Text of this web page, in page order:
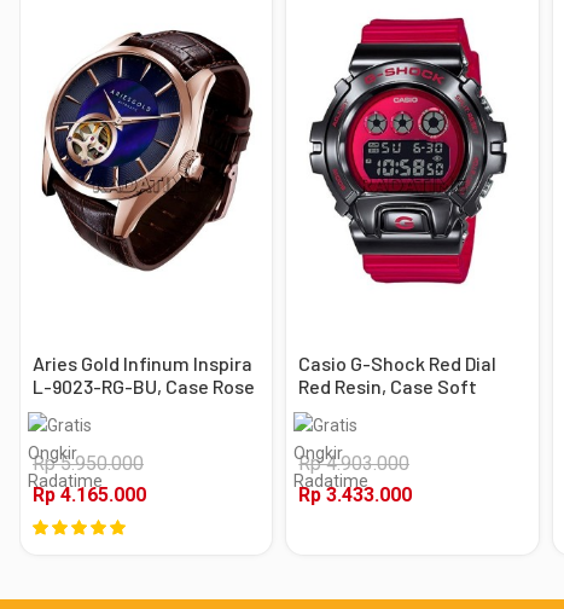
Aries Gold Infinum Inspira
L-9023-RG-BU, Case Rose
Gold
Rp 5.950.000
Rp 4.165.000
Casio G-Shock Red Dial
Red Resin, Case Soft
Black
Rp 4.903.000
Rp 3.433.000